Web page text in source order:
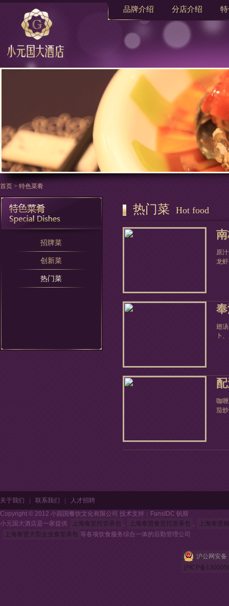
品牌介绍 分店介绍
首页 > 特色菜肴
招牌菜
创新菜
热门菜
热门菜 Hot food
原
龙
翅
卜
咖
茄
关于我们 联系我们
人才招聘
Copyright © 2012 小园国餐饮文化有限公司 技术支持：FansIDC 钒斯
小元国大酒店是一家提供
上海食堂托管承包 , 上海奉贤食堂托管承包 ,
上海奉贤
上海奉贤大型企业食堂承包 等各项饮食服务综合一体的后勤管理公司
沪公网安
沪ICP备